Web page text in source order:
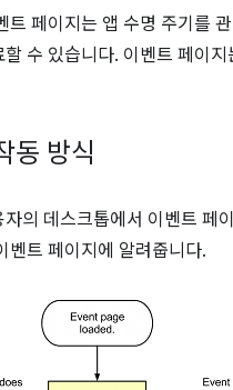
트 페이지는 앱 수명 주기를
수 있습니다. 이벤트 페이
동 방식
의 데스크톱에서 이벤트 페
벤트 페이지에 알려줍니다.